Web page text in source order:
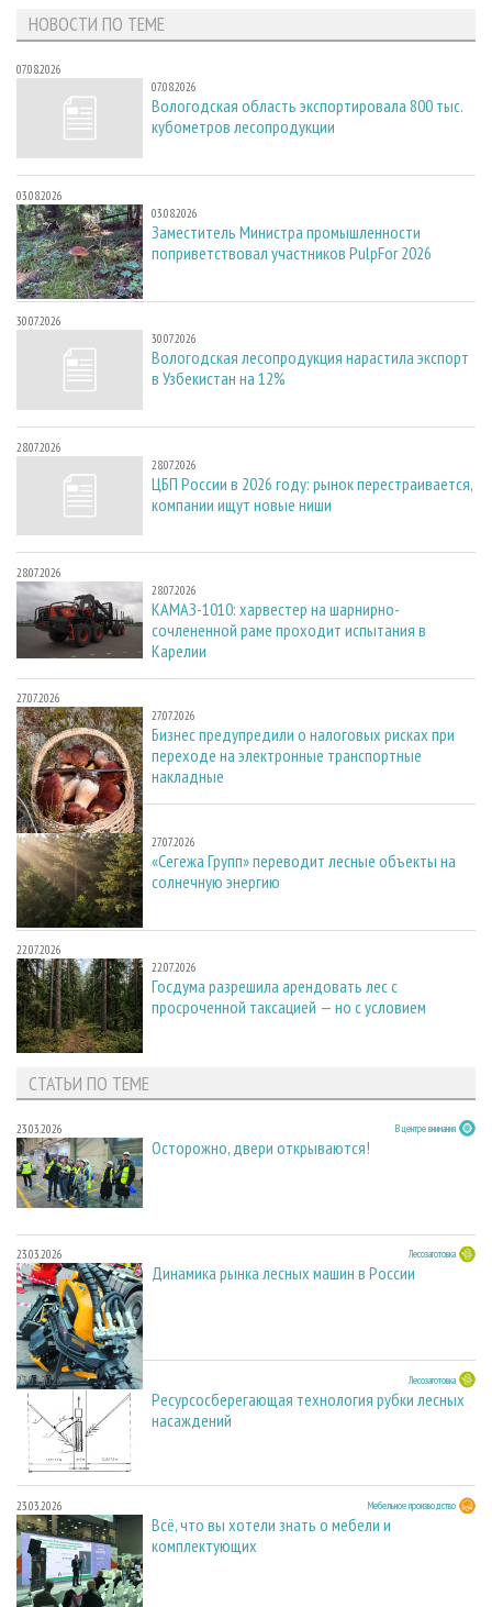
НОВОСТИ ПО ТЕМЕ
07.08.2026
07.08.2026
Вологодская область экспортировала 800 тыс.
кубометров лесопродукции
03.08.2026
03.08.2026
Заместитель Министра промышленности
поприветствовал участников PulpFor 2026
30.07.2026
30.07.2026
Вологодская лесопродукция нарастила экспорт
в Узбекистан на 12%
28.07.2026
28.07.2026
ЦБП России в 2026 году: рынок перестраивается,
компании ищут новые ниши
28.07.2026
28.07.2026
КАМАЗ-1010: харвестер на шарнирно-
сочлененной раме проходит испытания в
Карелии
27.07.2026
27.07.2026
Бизнес предупредили о налоговых рисках при
переходе на электронные транспортные
накладные
27.07.2026
27.07.2026
«Сегежа Групп» переводит лесные объекты на
солнечную энергию
22.07.2026
22.07.2026
Госдума разрешила арендовать лес с
просроченной таксацией — но с условием
СТАТЬИ ПО ТЕМЕ
23.03.2026 В центре внимания
Осторожно, двери открываются!
23.03.2026 Лесозаготовка
Динамика рынка лесных машин в России
23.03.2026 Лесозаготовка
Ресурсосберегающая технология рубки лесных
насаждений
23.03.2026 Мебельное производство
Всё, что вы хотели знать о мебели и
комплектующих